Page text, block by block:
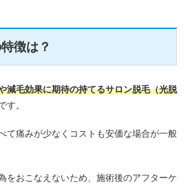
徴は？
減毛効果に期待の持てるサロン脱毛（光脱
す。
て痛みが少なくコストも安価な場合が一般
をおこなえないため、施術後のアフターケ